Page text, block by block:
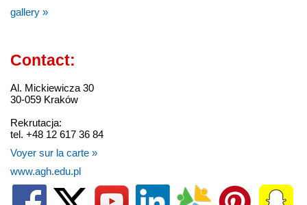
gallery »
Contact:
Al. Mickiewicza 30
30-059 Kraków
Rekrutacja:
tel. +48 12 617 36 84
Voyer sur la carte »
www.agh.edu.pl